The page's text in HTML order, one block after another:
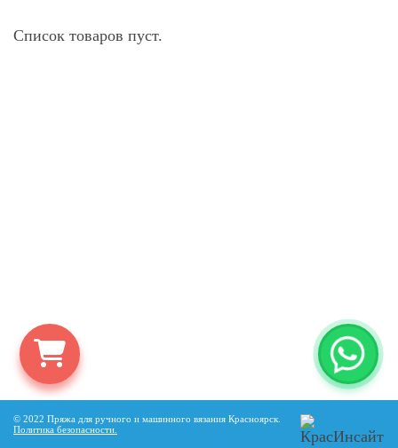
Список товаров пуст.
© 2022 Пряжа для ручного и машинного вязания Красноярск.
Политика безопасности